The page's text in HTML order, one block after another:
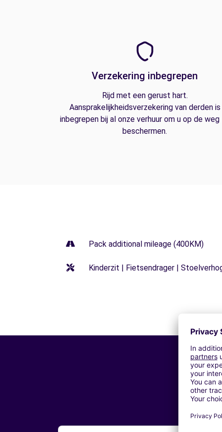
Verzekering inbegrepen
Rijd met een gerust hart.
Aansprakelijkheidsverzekering van derden is
inbegrepen bij al onze verhuur om u op de
beschermen.
Pack additional mileage (400KM)
Kinderzit | Fietsendrager |